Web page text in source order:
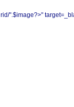
rid/".$image?>"